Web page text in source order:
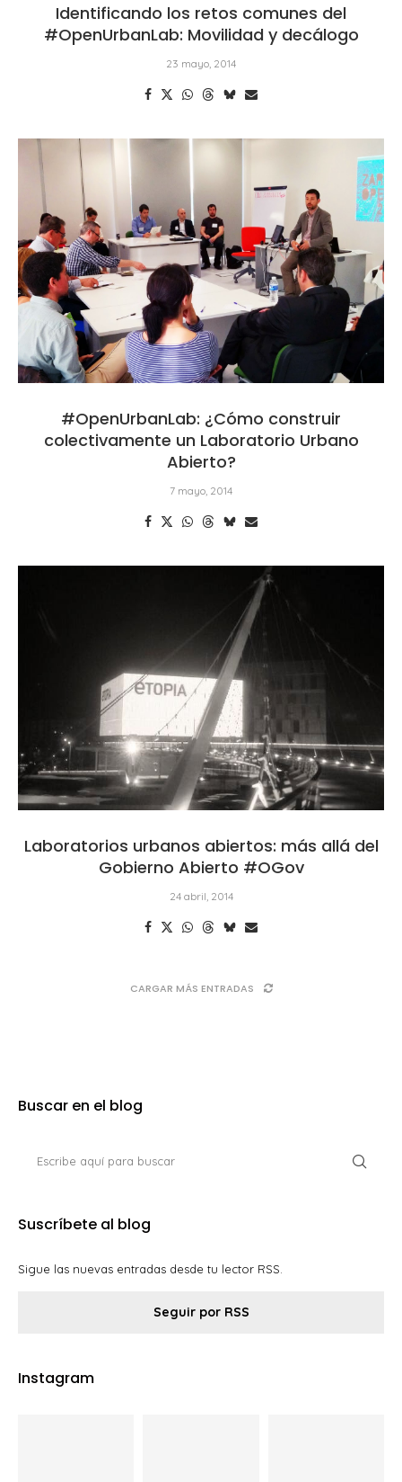
Identificando los retos comunes del
#OpenUrbanLab: Movilidad y decálogo
23 mayo, 2014
#OpenUrbanLab: ¿Cómo construir
colectivamente un Laboratorio Urbano
Abierto?
7 mayo, 2014
Laboratorios urbanos abiertos: más allá del
Gobierno Abierto #OGov
24 abril, 2014
CARGAR MÁS ENTRADAS
Buscar en el blog
Suscríbete al blog
Sigue las nuevas entradas desde tu lector RSS.
Seguir por RSS
Instagram